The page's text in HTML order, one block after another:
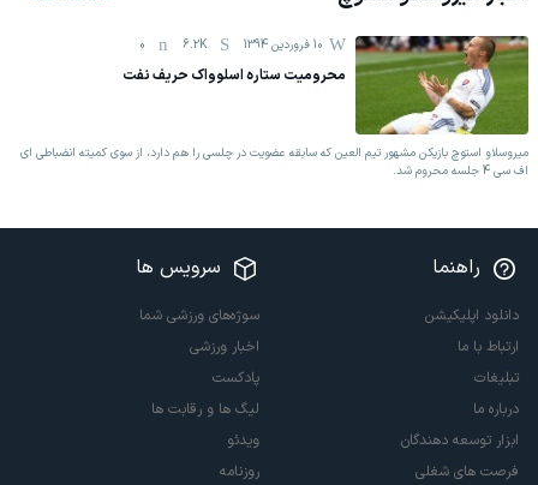
10 فروردين 1394 6.2K
0
محرومیت ستاره اسلوواک حریف نفت
میروسلاو استوچ بازیکن مشهور تیم العین که سابقه عضویت در چلسی را هم دارد، از سوی کمیته انضباطی ای
اف سی 4 جلسه محروم شد.
راهنما
دانلود اپلیکیشن
ارتباط با ما
تبلیغات
درباره ما
ابزار توسعه دهندگان
فرصت های شغلی
سرویس ها
سوژه‌های ورزشی شما
اخبار ورزشی
پادکست
لیگ ها و رقابت ها
ویدئو
روزنامه